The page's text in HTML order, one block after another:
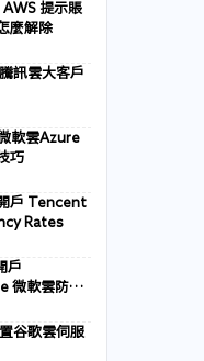
提示賬
麼解除
訊雲大客戶
軟雲Azure
巧
戶 Tencent
Rates
戶
微軟雲防關
谷歌雲伺服